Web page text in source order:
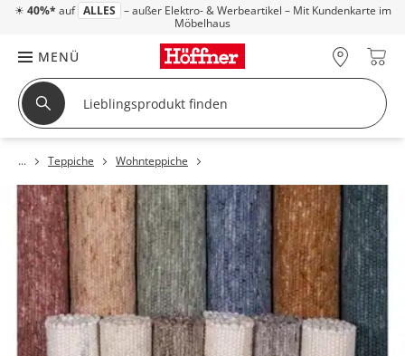
☀ 40%* auf ALLES – außer Elektro- & Werbeartikel – Mit Kundenkarte im
Möbelhaus
MENÜ
Teppiche Wohnteppiche